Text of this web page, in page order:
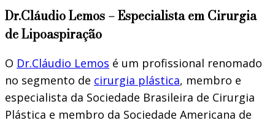
Dr.Cláudio Lemos – Especialista em Cirurgia
de Lipoaspiração
O Dr.Cláudio Lemos é um profissional renomado
no segmento de cirurgia plástica, membro e
especialista da Sociedade Brasileira de Cirurgia
Plástica e membro da Sociedade Americana de